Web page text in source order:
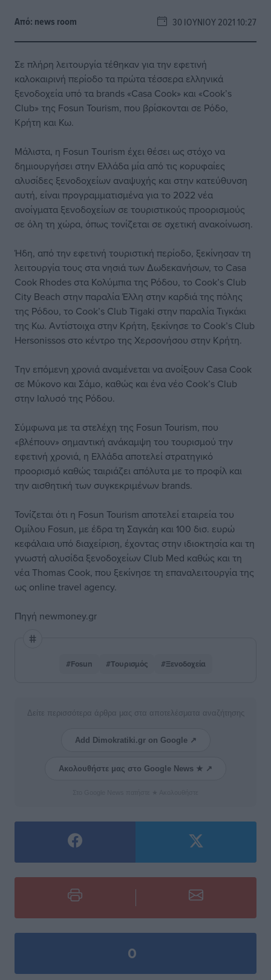
Από: news room 30 ΙΟΥΝΊΟΥ 2021 10:27
Σε πλήρη λειτουργία τέθηκαν για την εφετινή
καλοκαιρινή περίοδο τα πρώτα τέσσερα ελληνικά
ξενοδοχεία υπό τα brands «Casa Cook» και «Cook’s
Club» της Fosun Tourism, που βρίσκονται σε Ρόδο,
Κρήτη και Κω.
Μάλιστα, η Fosun Τourism έχει θέσει ως στόχο να
δημιουργήσει στην Ελλάδα μία από τις κορυφαίες
αλυσίδες ξενοδοχείων αναψυχής και στην κατεύθυνση
αυτή, είναι προγραμματισμένα για το 2022 νέα
ανοίγματα ξενοδοχείων σε τουριστικούς προορισμούς
σε όλη τη χώρα, όπως τονίζεται σε σχετική ανακοίνωση.
Ήδη, από την εφετινή τουριστική περίοδο, ξεκίνησαν τη
λειτουργία τους στα νησιά των Δωδεκανήσων, το Casa
Cook Rhodes στα Κολύμπια της Ρόδου, το Cook’s Club
City Beach στην παραλία Έλλη στην καρδιά της πόλης
της Ρόδου, το Cook’s Club Tigaki στην παραλία Τιγκάκι
της Κω. Αντίστοιχα στην Κρήτη, ξεκίνησε το Cook’s Club
Hersonissos στο κέντρο της Χερσονήσου στην Κρήτη.
Την επόμενη χρονιά αναμένεται να ανοίξουν Casa Cook
σε Μύκονο και Σάμο, καθώς και ένα νέο Cook’s Club
στην Ιαλυσό της Ρόδου.
Σύμφωνα με τα στελέχη της Fosun Tourism, που
«βλέπουν» σημαντική ανάκαμψη του τουρισμού την
εφετινή χρονιά, η Ελλάδα αποτελεί στρατηγικό
προορισμό καθώς ταιριάζει απόλυτα με το προφίλ και
την αισθητική των συγκεκριμένων brands.
Τονίζεται ότι η Fosun Tourism αποτελεί εταιρεία του
Ομίλου Fosun, με έδρα τη Σαγκάη και 100 δισ. ευρώ
κεφάλαια υπό διαχείριση, έχοντας στην ιδιοκτησία και τη
γνωστή αλυσίδα ξενοδοχείων Club Med καθώς και τη
νέα Thomas Cook, που ξεκίνησε τη επαναλειτουργία της
ως online travel agency.
Πηγή newmoney.gr
#Fosun #Τουρισμός #Ξενοδοχεία
Δείτε περισσότερα άρθρα μας στα αποτελέσματα αναζήτησης
Add Dimokratiki.gr on Google ↗
Ακολουθήστε μας στο Google News ★ ↗
0